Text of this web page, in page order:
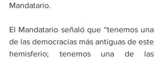
Mandatario.
El Mandatario señaló que “tenemos una
de las democracias más antiguas de este
hemisferio; tenemos una de las